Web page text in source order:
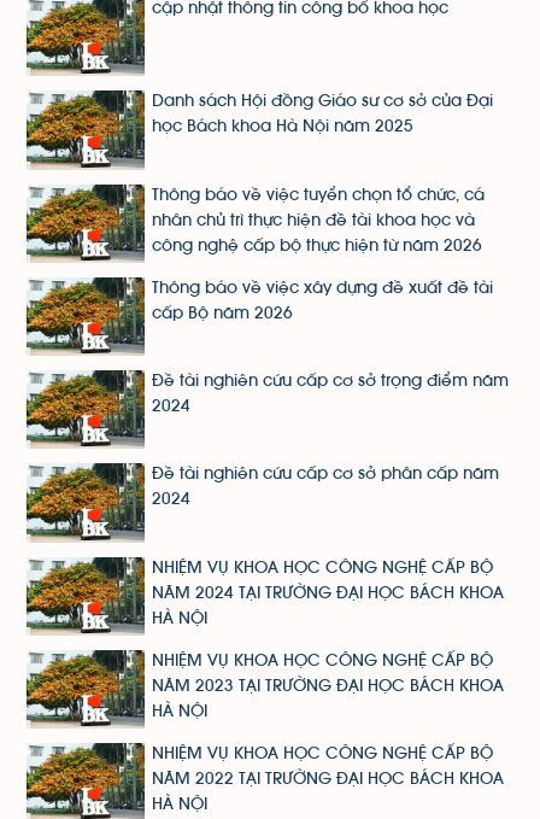
cập nhật thông tin công bố khoa học
Danh sách Hội đồng Giáo sư cơ sở của Đại
học Bách khoa Hà Nội năm 2025
Thông báo về việc tuyển chọn tổ chức, cá
nhân chủ trì thực hiện đề tài khoa học và
công nghệ cấp bộ thực hiện từ năm 2026
Thông báo về việc xây dựng đề xuất đề tài
cấp Bộ năm 2026
Đề tài nghiên cứu cấp cơ sở trọng điểm năm
2024
Đề tài nghiên cứu cấp cơ sở phân cấp năm
2024
NHIỆM VỤ KHOA HỌC CÔNG NGHỆ CẤP BỘ
NĂM 2024 TẠI TRƯỜNG ĐẠI HỌC BÁCH KHOA
HÀ NỘI
NHIỆM VỤ KHOA HỌC CÔNG NGHỆ CẤP BỘ
NĂM 2023 TẠI TRƯỜNG ĐẠI HỌC BÁCH KHOA
HÀ NỘI
NHIỆM VỤ KHOA HỌC CÔNG NGHỆ CẤP BỘ
NĂM 2022 TẠI TRƯỜNG ĐẠI HỌC BÁCH KHOA
HÀ NỘI